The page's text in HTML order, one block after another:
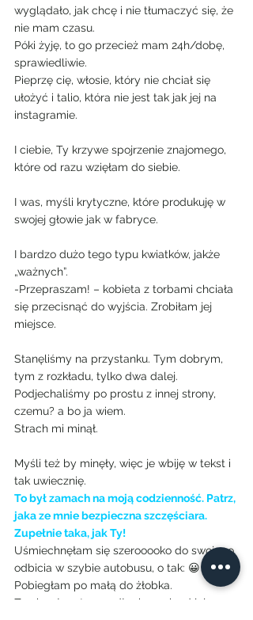
wyglądało, jak chcę i nie tłumaczyć się, że
nie mam czasu.
Póki żyję, to go przecież mam 24h/dobę,
sprawiedliwie.
Pieprzę cię, włosie, który nie chciał się
ułożyć i talio, która nie jest tak jak jej na
instagramie.
I ciebie, Ty krzywe spojrzenie znajomego,
które od razu wzięłam do siebie.
I was, myśli krytyczne, które produkuję w
swojej głowie jak w fabryce.
I bardzo dużo tego typu kwiatków, jakże
„ważnych”.
-Przepraszam! – kobieta z torbami chciała
się przecisnąć do wyjścia. Zrobiłam jej
miejsce.
Stanęliśmy na przystanku. Tym dobrym,
tym z rozkładu, tylko dwa dalej.
Podjechaliśmy po prostu z innej strony,
czemu? a bo ja wiem.
Strach mi minął.
Myśli też by minęły, więc je wbiję w tekst i
tak uwiecznię.
To był zamach na moją codzienność. Patrz,
jaka ze mnie bezpieczna szczęściara.
Zupełnie taka, jak Ty!
Uśmiechnęłam się szerooooko do swojego
odbicia w szybie autobusu, o tak: 😀
Pobiegłam po małą do żłobka.
Zawiązałam ten za długi pasek od jej